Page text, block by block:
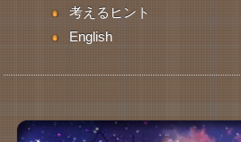
考えるヒント
English